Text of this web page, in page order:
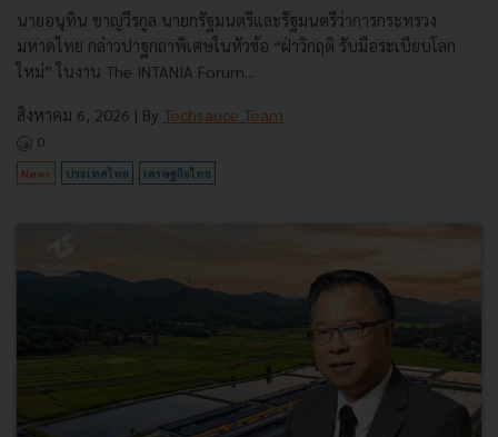
นายอนุทิน ชาญวีรกูล นายกรัฐมนตรีและรัฐมนตรีว่าการกระทรวง
มหาดไทย กล่าวปาฐกถาพิเศษในหัวข้อ “ฝ่าวิกฤติ รับมือระเบียบโลก
ใหม่” ในงาน The INTANIA Forum...
สิงหาคม 6, 2026 | By Techsauce Team
0
News ประเทศไทย เศรษฐกิจไทย